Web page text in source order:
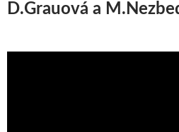
D.Grauová a